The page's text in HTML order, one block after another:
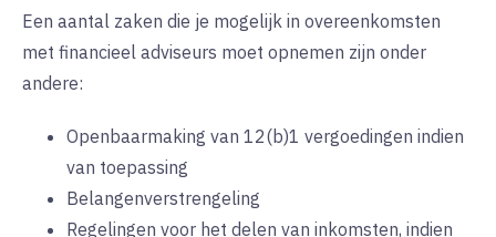
Een aantal zaken die je mogelijk in overeenkomsten
met financieel adviseurs moet opnemen zijn onder
andere:
Openbaarmaking van 12(b)1 vergoedingen indien
van toepassing
Belangenverstrengeling
Regelingen voor het delen van inkomsten, indien